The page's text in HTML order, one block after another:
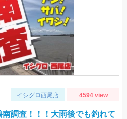
イシグロ西尾店 4594 view
調査！！！大雨後でも釣れて